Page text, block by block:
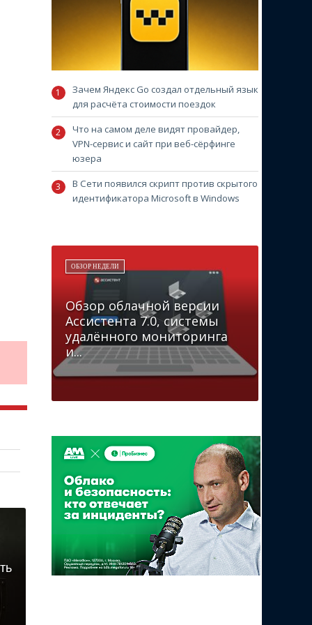
Зачем Яндекс Go создал отдельный язык
для расчёта стоимости поездок
Что на самом деле видят провайдер,
VPN-сервис и сайт при веб-сёрфинге
юзера
В Сети появился скрипт против скрытого
идентификатора Microsoft в Windows
ОБЗОР НЕДЕЛИ
Обзор облачной версии
Ассистента 7.0, системы
удалённого мониторинга
и...